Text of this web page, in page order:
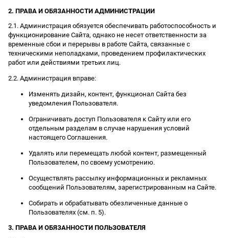
2. ПРАВА И ОБЯЗАННОСТИ АДМИНИСТРАЦИИ
2.1. Администрация обязуется обеспечивать работоспособность и
функционирование Сайта, однако не несет ответственности за
временные сбои и перерывы в работе Сайта, связанные с
техническими неполадками, проведением профилактических
работ или действиями третьих лиц.
2.2. Администрация вправе:
Изменять дизайн, контент, функционал Сайта без
уведомления Пользователя.
Ограничивать доступ Пользователя к Сайту или его
отдельным разделам в случае нарушения условий
настоящего Соглашения.
Удалять или перемещать любой контент, размещенный
Пользователем, по своему усмотрению.
Осуществлять рассылку информационных и рекламных
сообщений Пользователям, зарегистрированным на Сайте.
Собирать и обрабатывать обезличенные данные о
Пользователях (см. п. 5).
3. ПРАВА И ОБЯЗАННОСТИ ПОЛЬЗОВАТЕЛЯ